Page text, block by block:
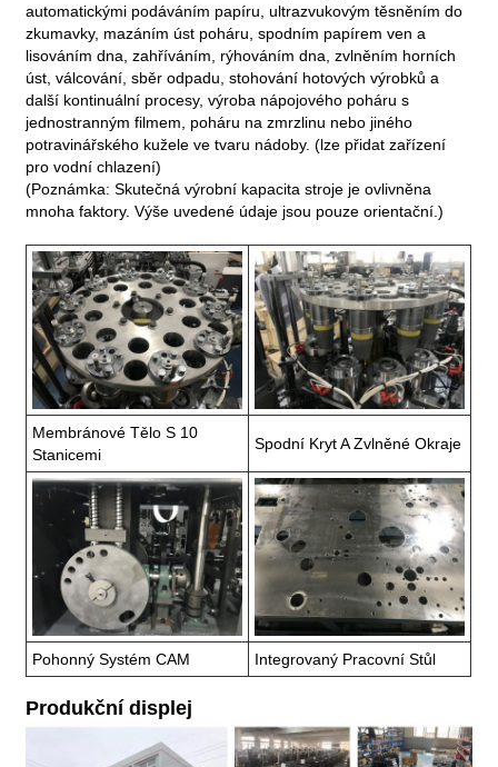
automatickými podáváním papíru, ultrazvukovým těsněním do
zkumavky, mazáním úst poháru, spodním papírem ven a
lisováním dna, zahříváním, rýhováním dna, zvlněním horních
úst, válcování, sběr odpadu, stohování hotových výrobků a
další kontinuální procesy, výroba nápojového poháru s
jednostranným filmem, poháru na zmrzlinu nebo jiného
potravinářského kužele ve tvaru nádoby. (lze přidat zařízení
pro vodní chlazení)
(Poznámka: Skutečná výrobní kapacita stroje je ovlivněna
mnoha faktory. Výše ​​uvedené údaje jsou pouze orientační.)
Membránové Tělo S 10
Stanicemi
Spodní Kryt A Zvlněné Okraje
Pohonný Systém CAM Integrovaný Pracovní Stůl
Produkční displej